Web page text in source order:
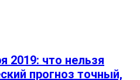
2019: что нельзя
прогноз точный,